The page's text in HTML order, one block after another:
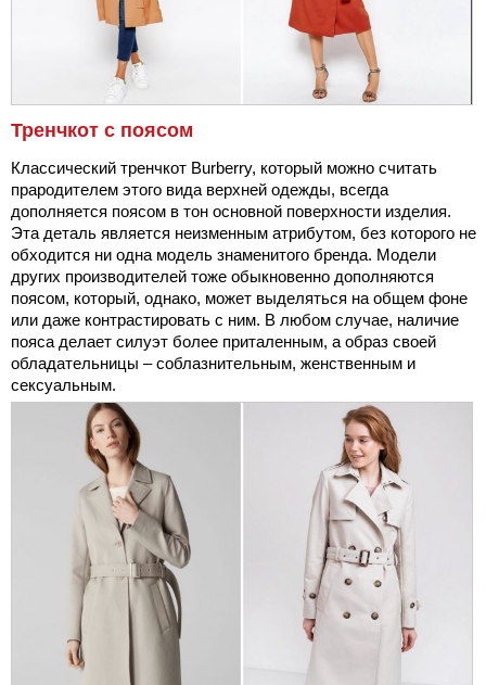
Тренчкот с поясом
Классический тренчкот Burberry, который можно считать
прародителем этого вида верхней одежды, всегда
дополняется поясом в тон основной поверхности изделия.
Эта деталь является неизменным атрибутом, без которого не
обходится ни одна модель знаменитого бренда. Модели
других производителей тоже обыкновенно дополняются
поясом, который, однако, может выделяться на общем фоне
или даже контрастировать с ним. В любом случае, наличие
пояса делает силуэт более приталенным, а образ своей
обладательницы – соблазнительным, женственным и
сексуальным.